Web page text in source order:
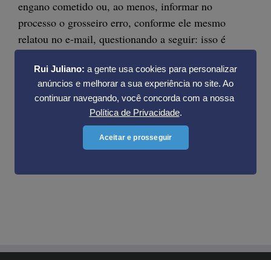
Rui Juliano: a gente usa cookies para personalizar
anúncios e melhorar a sua experiência no site. Ao
continuar navegando, você concorda com a nossa
Política de Privacidade.
Aceitar e prosseguir
engano cometido ou, ao menos, informar no
processo o grosseiro erro, conforme ele mesmo
relatou no e-mail, questionando a seguir: isso é
Para continuar lendo digite o seu e-mail abaixo:
Cadastrar meu e-mail